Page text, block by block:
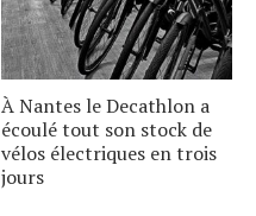
À Nantes le Decathlon a
écoulé tout son stock de
vélos électriques en trois
jours